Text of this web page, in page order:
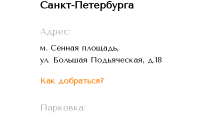
Адрес:
Парковка:
м. Сенная площадь,
ул. Большая Подьяческая, д.18
Санкт-Петербурга
Как добраться?